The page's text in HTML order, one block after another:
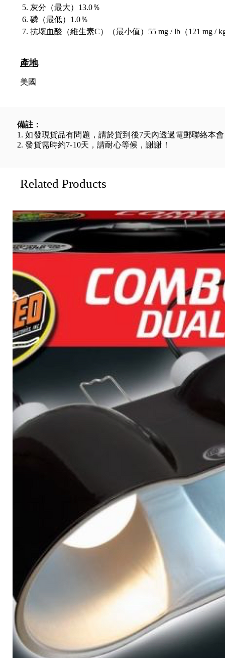
灰分（最大）13.0％
磷（最低）1.0％
抗壞血酸（維生素C）（最小值）55 mg / lb（121 mg /
產地
美國
備註：
1. 如發現貨品有問題，請於貨到後7天內透過電郵聯絡本
2. 發貨需時約7-10天，請耐心等候，謝謝！
Related Products